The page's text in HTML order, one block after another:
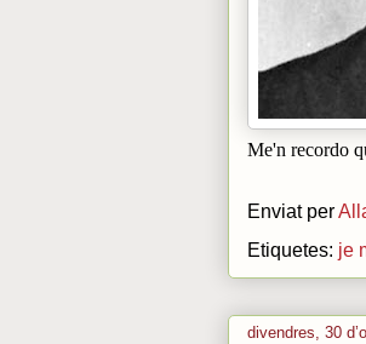
Me'n recordo
Enviat per
Etiquetes: je
divendres, 30